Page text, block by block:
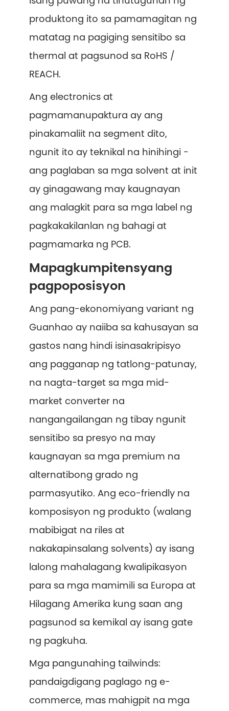
produktong ito sa pamamagitan ng
matatag na pagiging sensitibo sa
thermal at pagsunod sa RoHS /
REACH.
Ang electronics at
pagmamanupaktura ay ang
pinakamaliit na segment dito,
ngunit ito ay teknikal na hinihingi -
ang paglaban sa mga solvent at init
ay ginagawang may kaugnayan
ang malagkit para sa mga label ng
pagkakakilanlan ng bahagi at
pagmamarka ng PCB.
Mapagkumpitensyang
pagpoposisyon
Ang pang-ekonomiyang variant ng
Guanhao ay naiiba sa kahusayan sa
gastos nang hindi isinasakripisyo
ang pagganap ng tatlong-patunay,
na nagta-target sa mga mid-
market converter na
nangangailangan ng tibay ngunit
sensitibo sa presyo na may
kaugnayan sa mga premium na
alternatibong grado ng
parmasyutiko. Ang eco-friendly na
komposisyon ng produkto (walang
mabibigat na riles at
nakakapinsalang solvents) ay isang
lalong mahalagang kwalipikasyon
para sa mga mamimili sa Europa at
Hilagang Amerika kung saan ang
pagsunod sa kemikal ay isang gate
ng pagkuha.
Mga pangunahing tailwinds:
pandaigdigang paglago ng e-
commerce, mas mahigpit na mga